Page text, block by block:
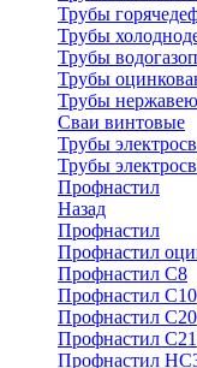
Трубы
Трубы
Трубы
Трубы
Трубы
Сваи винтовые
Трубы
Трубы
Профнастил
Назад
Профнастил
Профнастил
Профнастил С8
Профнастил С10
Профнастил С20
Профнастил С21
Профнастил